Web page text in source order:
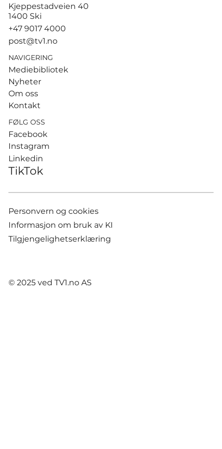
Tusenvis har dødd av varme i
dødsstatistikk
Kjeppestadveien 40
1400 Ski
+47 9017 4000
post@tv1.no
NAVIGERING
Mediebibliotek
Nyheter
Om oss
Kontakt
FØLG OSS
Facebook
Instagram
Linkedin
TikTok
Personvern og cookies
Informasjon om bruk av KI
Tilgjengelighetserklæring
© 2025 ved TV1.no AS